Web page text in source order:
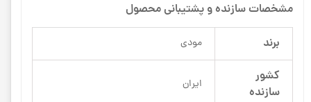
مشخصات سازنده و پشتیبانی محصول
برند مودی
کشور
سازنده
ایران